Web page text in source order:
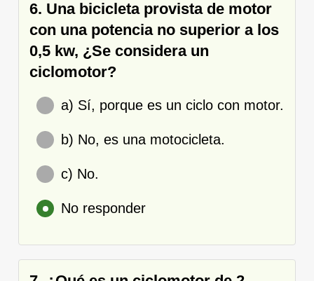
6. Una bicicleta provista de motor
con una potencia no superior a los
0,5 kw, ¿Se considera un
ciclomotor?
a) Sí, porque es un ciclo con motor.
b) No, es una motocicleta.
c) No.
No responder